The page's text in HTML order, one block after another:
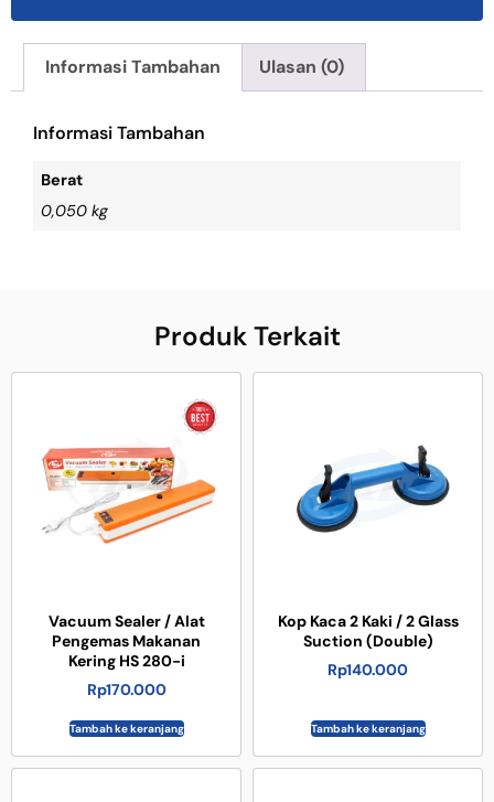
Informasi Tambahan Ulasan (0)
Informasi Tambahan
Berat
0,050 kg
Produk Terkait
Vacuum Sealer / Alat
Pengemas Makanan
Kering HS 280-i
Rp170.000
Tambah ke keranjang
Kop Kaca 2 Kaki / 2 Glass
Suction (Double)
Rp140.000
Tambah ke keranjang